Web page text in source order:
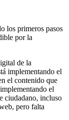
los primeros pasos
por la
de la
implementando el
el contenido que
el
ciudadano, incluso
pero falta